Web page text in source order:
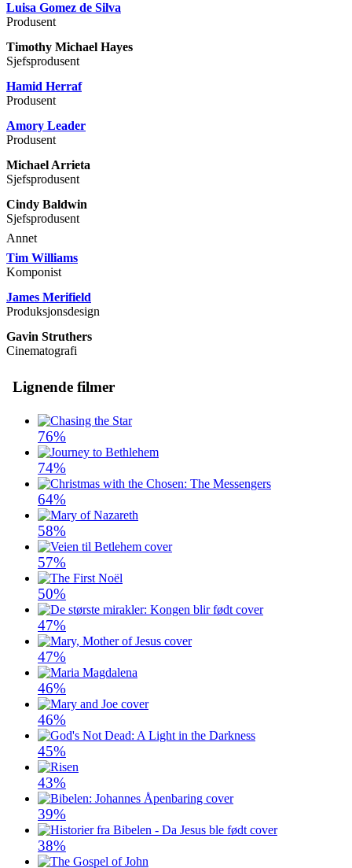
Luisa Gomez de Silva
Produsent
Timothy Michael Hayes
Sjefsprodusent
Hamid Herraf
Produsent
Amory Leader
Produsent
Michael Arrieta
Sjefsprodusent
Cindy Baldwin
Sjefsprodusent
Annet
Tim Williams
Komponist
James Merifield
Produksjonsdesign
Gavin Struthers
Cinematografi
Lignende filmer
76%
74%
64%
58%
57%
50%
47%
47%
46%
46%
45%
43%
39%
38%